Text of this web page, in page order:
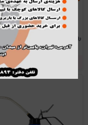
4331
ناموجود